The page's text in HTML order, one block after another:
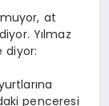
at
Yılmaz
diyor:
penceresi